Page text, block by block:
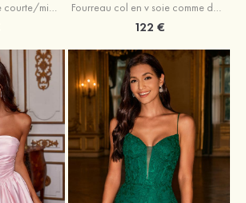
122 €